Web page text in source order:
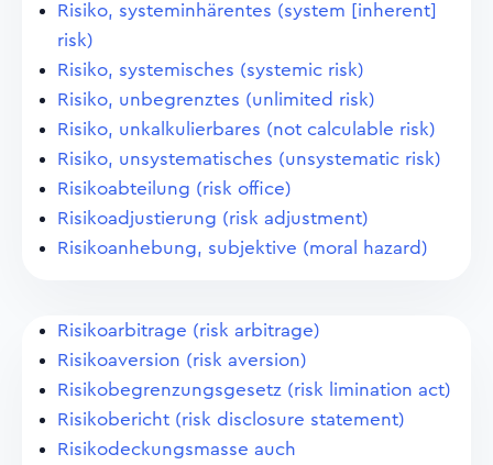
Risiko, systeminhärentes (system [inherent]
risk)
Risiko, systemisches (systemic risk)
Risiko, unbegrenztes (unlimited risk)
Risiko, unkalkulierbares (not calculable risk)
Risiko, unsystematisches (unsystematic risk)
Risikoabteilung (risk office)
Risikoadjustierung (risk adjustment)
Risikoanhebung, subjektive (moral hazard)
Risikoarbitrage (risk arbitrage)
Risikoaversion (risk aversion)
Risikobegrenzungsgesetz (risk limination act)
Risikobericht (risk disclosure statement)
Risikodeckungsmasse auch